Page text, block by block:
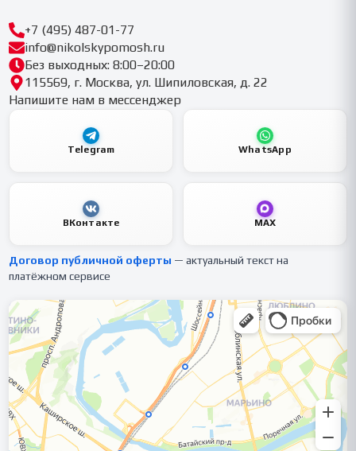
+7 (495) 487-01-77
info@nikolskypomosh.ru
Без выходных: 8:00–20:00
115569, г. Москва, ул. Шипиловская, д. 22
Напишите нам в мессенджер
Telegram WhatsApp
ВКонтакте MAX
Договор публичной оферты — актуальный текст на
платёжном сервисе